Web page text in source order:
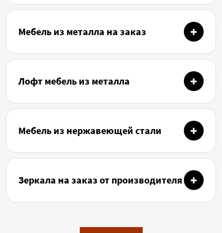
Мебель из металла на заказ
Лофт мебель из металла
Мебель из нержавеющей стали
Зеркала на заказ от производителя